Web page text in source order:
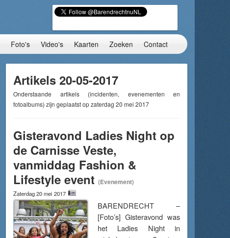
Foto's Video's Kaarten Zoeken Contact
Artikels 20-05-2017
Onderstaande artikels (incidenten, evenementen en
fotoalbums) zijn geplaatst op zaterdag 20 mei 2017
Gisteravond Ladies Night op
de Carnisse Veste,
vanmiddag Fashion &
Lifestyle event (Evenement)
Zaterdag 20 mei 2017
BARENDRECHT –
[Foto’s] Gisteravond was
het Ladies Night in